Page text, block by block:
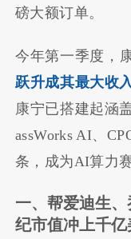
磅大额订单。
今年第一季度，
跃升成其最大收
康宁已搭建起涵
assWorks AI、
条，成为AI算力
一、帮爱迪生
纪市值冲上千亿